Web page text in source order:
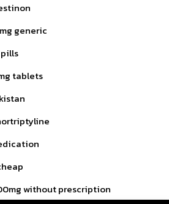
generic
pills
tablets
without prescription